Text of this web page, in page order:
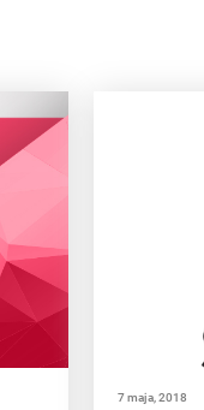
7 maja, 2018